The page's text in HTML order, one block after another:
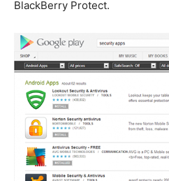
BlackBerry Protect.